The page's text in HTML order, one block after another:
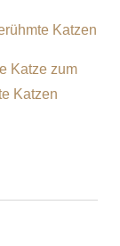
Katzen
Katze zum
Katzen